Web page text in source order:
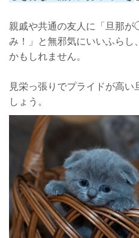
親戚や共通の友人に「旦那
み！」と無邪気にいいふら
かもしれません。
見栄っ張りでプライドが高
しょう。